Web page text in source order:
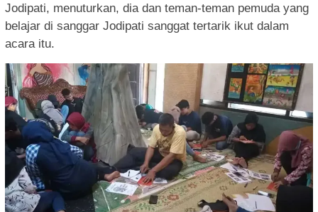
Jodipati, menuturkan, dia dan teman-teman pemuda yang
belajar di sanggar Jodipati sanggat tertarik ikut dalam
acara itu.